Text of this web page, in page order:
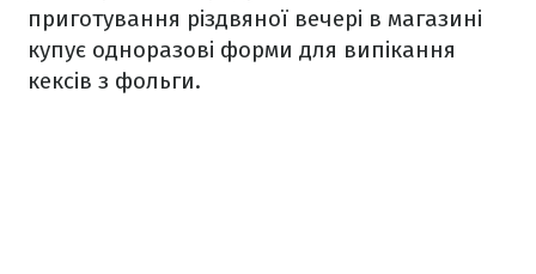
приготування різдвяної вечері в магазині
купує одноразові форми для випікання
кексів з фольги.